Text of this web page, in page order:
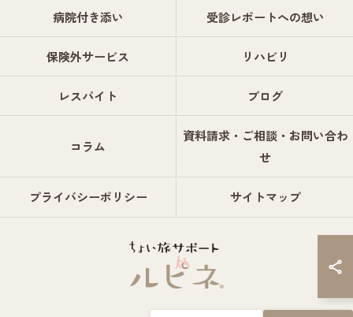
病院付き添い 受診レポートへの想い
保険外サービス リハビリ
レスパイト ブログ
コラム
資料請求・ご相談・お問い合わ
せ
プライバシーポリシー サイトマップ